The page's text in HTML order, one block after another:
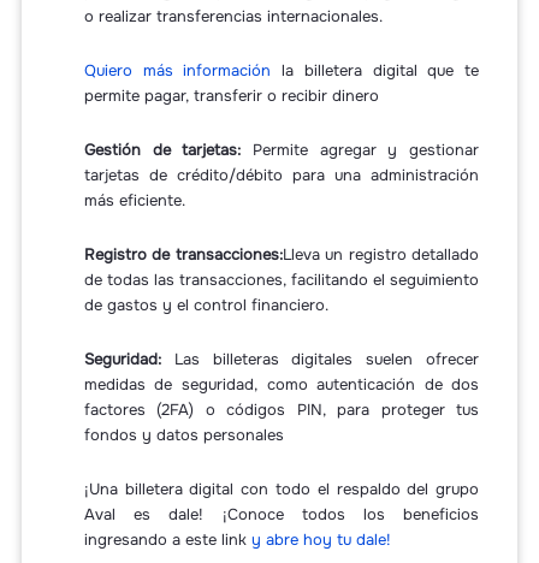
o realizar transferencias internacionales.
Quiero más información la billetera digital que te
permite pagar, transferir o recibir dinero
Gestión de tarjetas: Permite agregar y gestionar
tarjetas de crédito/débito para una administración
más eficiente.
Registro de transacciones:Lleva un registro detallado
de todas las transacciones, facilitando el seguimiento
de gastos y el control financiero.
Seguridad:Las billeteras digitales suelen ofrecer
medidas de seguridad, como autenticación de dos
factores (2FA) o códigos PIN, para proteger tus
fondos y datos personales
¡Una billetera digital con todo el respaldo del grupo
Aval es dale! ¡Conoce todos los beneficios
ingresando a este linky abre hoy tu dale!